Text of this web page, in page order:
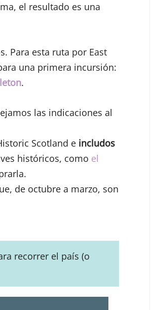
el resultado es una
Para esta ruta por East
una primera incursión:
.
las indicaciones al
Scotland e includos
históricos, como el
de octubre a marzo, son
recorrer el país (o